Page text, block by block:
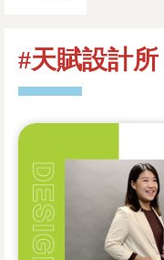
#天賦設計所